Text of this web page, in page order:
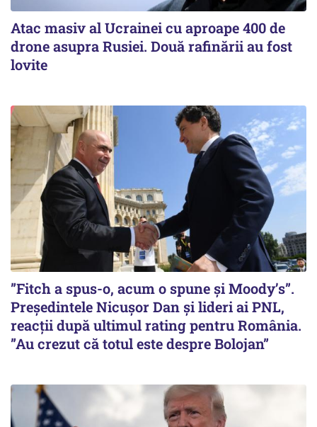
Atac masiv al Ucrainei cu aproape 400 de
drone asupra Rusiei. Două rafinării au fost
lovite
”Fitch a spus-o, acum o spune și Moody’s”.
Președintele Nicușor Dan și lideri ai PNL,
reacții după ultimul rating pentru România.
”Au crezut că totul este despre Bolojan”